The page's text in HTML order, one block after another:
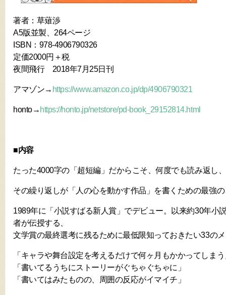
著者：草薙渉
A5版並製、264ページ
ISBN：978-4906790326
定価2000円＋税
夜間飛行 2018年7月25日刊
アマゾン→ https://www.amazon.co.jp/dp/4906790321
honto→ https://honto.jp/netstore/pd-book_29152814.html
■内容
たった4000字の「超短編」だからこそ、何度でも読み返し
その繰り返しが「人の心を動かす作品」を書くための最強
1989年に「小説すばる新人賞」でデビュー。以来約30年小
者が伝授する、
文学賞の最終選考に残るために最低限知っておきたい33の
「キャラや舞台設定を考えるだけで何ヶ月もかかってしま
「書いてるうちにストーリーがぐちゃぐちゃに」
「書いてはみたものの、周囲の反応がイマイチ」